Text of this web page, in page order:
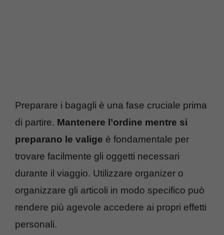
Preparare i bagagli è una fase cruciale prima
di partire. Mantenere l’ordine mentre si
preparano le valige è fondamentale per
trovare facilmente gli oggetti necessari
durante il viaggio. Utilizzare organizer o
organizzare gli articoli in modo specifico può
rendere più agevole accedere ai propri effetti
personali.